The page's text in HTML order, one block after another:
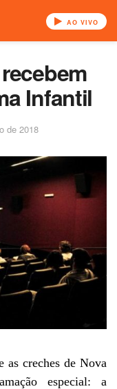
AO VIVO
Infantil
de 2018
as creches de Nova
especial: a